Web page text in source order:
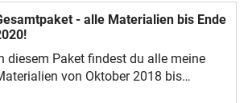
- alle Materialien bis Ende
diesem Paket findest du alle meine
von Oktober 2018 bis